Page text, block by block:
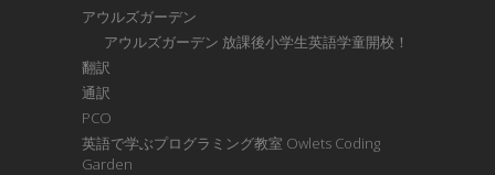
アウルズガーデン
アウルズガーデン 放課後小学生英語学童開校！
翻訳
通訳
PCO
英語で学ぶプログラミング教室 Owlets Coding
Garden